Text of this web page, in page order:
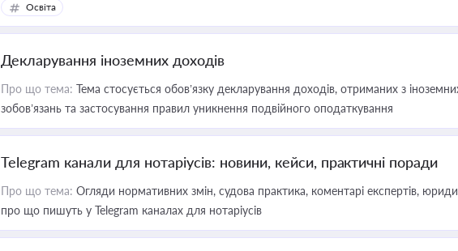
Освіта
Декларування іноземних доходів
Про що тема: Тема стосується обов’язку декларування доходів, отриманих з
зобов’язань та застосування правил уникнення подвійного оподаткування
Telegram канали для нотаріусів: новини, кейси, практичні поради
Про що тема: Огляди нормативних змін, судова практика, коментарі експертів,
про що пишуть у Telegram каналах для нотаріусів